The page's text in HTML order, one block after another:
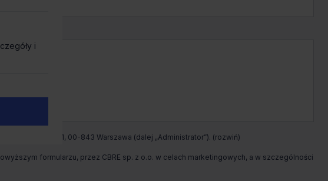
Umów spotkanie
i
Daszyńskiego 1, 00-843 Warszawa (dalej „Administrator”).
formularzu, przez CBRE sp. z o.o. w celach marketingowych, a w szczególności
i